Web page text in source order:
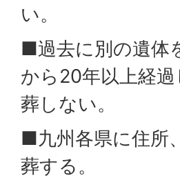
い。
■過去に別の遺体
から20年以上経
葬しない。
■九州各県に住所
葬する。